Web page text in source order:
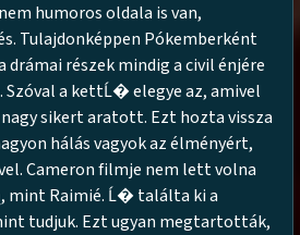
humoros oldala is van,
Tulajdonképpen Pókemberként
drámai részek mindig a civil énjére
a kettĹ� elegye az, amivel
nagy sikert aratott. Ezt hozta vissza
hálás vagyok az élményért,
Cameron filmje nem lett volna
mint Raimié. Ĺ� találta ki a
tudjuk. Ezt ugyan megtartották,